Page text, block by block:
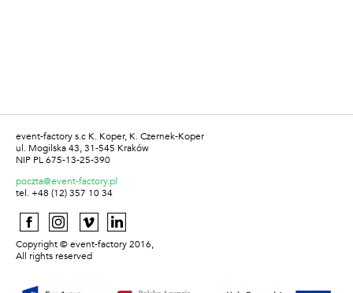
event-factory s.c K. Koper, K. Czernek-Koper
ul. Mogilska 43, 31-545 Kraków
NIP PL 675-13-25-390
poczta@event-factory.pl
tel. +48 (12) 357 10 34
Copyright © event-factory 2016,
All rights reserved